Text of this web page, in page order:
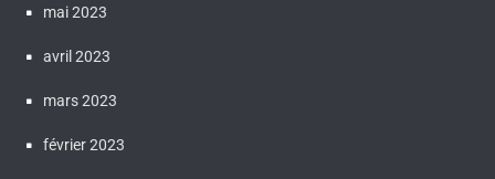
mai 2023
avril 2023
mars 2023
février 2023